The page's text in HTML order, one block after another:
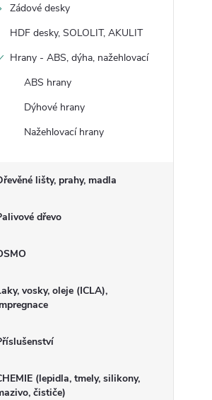
Zádové desky
HDF desky, SOLOLIT, AKULIT
Hrany - ABS, dýha, nažehlovací
ABS hrany
Dýhové hrany
Nažehlovací hrany
lišty, prahy, madla
dřevo
vosky, oleje (ICLA),
(lepidla, tmely, silikony,
čističe)